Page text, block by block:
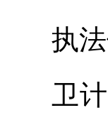
执
卫